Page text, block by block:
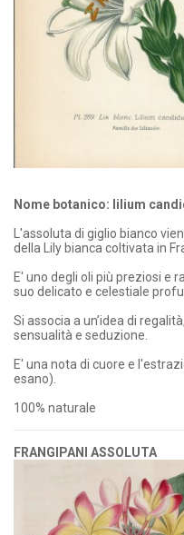
Nome botanico: lilium
L'assoluta di giglio bianco
della Lily bianca coltivata in
E' uno degli oli più preziosi e
suo delicato e celestiale
Si associa a un’idea di
sensualità e seduzione.
E' una nota di cuore e
esano).
100% naturale
FRANGIPANI ASSOLUTA